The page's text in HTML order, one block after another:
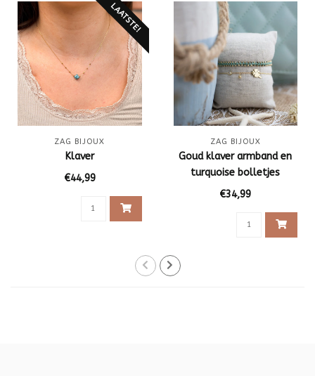
LAATSTE!
ZAG BIJOUX
Klaver
€44,99
ZAG BIJOUX
Goud klaver armband en
turquoise bolletjes
armband
€34,99